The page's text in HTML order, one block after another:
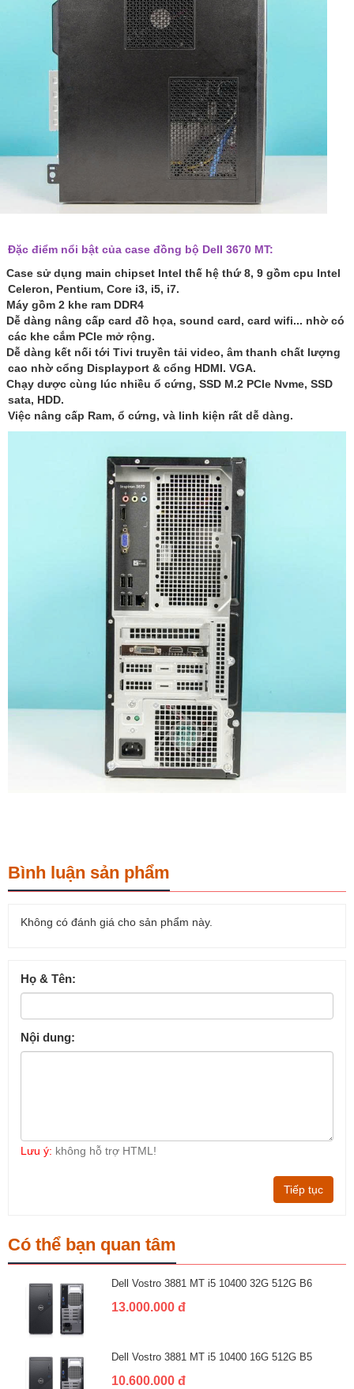
Đặc điểm nổi bật của case đồng bộ Dell 3670 MT:
Case sử dụng main chipset Intel thế hệ thứ 8, 9 gồm cpu Intel
Celeron, Pentium, Core i3, i5, i7.
Máy gồm 2 khe ram DDR4
Dễ dàng nâng cấp card đồ họa, sound card, card wifi... nhờ có
các khe cắm PCIe mở rộng.
Dễ dàng kết nối tới Tivi truyền tải video, âm thanh chất lượng
cao nhờ cổng Displayport & cổng HDMI. VGA.
Chạy dược cùng lúc nhiều ổ cứng, SSD M.2 PCIe Nvme, SSD
sata, HDD.
Việc nâng cấp Ram, ổ cứng, và linh kiện rất dễ dàng.
Bình luận sản phẩm
Không có đánh giá cho sản phẩm này.
Họ & Tên:
Nội dung:
Lưu ý: không hỗ trợ HTML!
Tiếp tục
Có thể bạn quan tâm
Dell Vostro 3881 MT i5 10400 32G 512G B6
13.000.000 đ
Dell Vostro 3881 MT i5 10400 16G 512G B5
10.600.000 đ